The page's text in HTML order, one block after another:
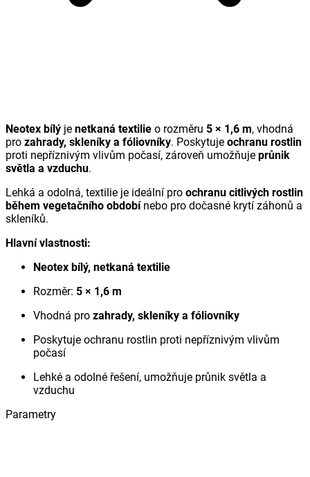
Neotex bílý je netkaná textilie o rozměru 5 × 1,6 m, vhodná
pro zahrady, skleníky a fóliovníky. Poskytuje ochranu rostlin
proti nepříznivým vlivům počasí, zároveň umožňuje průnik
světla a vzduchu.
Lehká a odolná, textilie je ideální pro ochranu citlivých rostlin
během vegetačního obdobínebo pro dočasné krytí záhonů a
skleníků.
Hlavní vlastnosti:
Neotex bílý, netkaná textilie
Rozměr: 5 × 1,6 m
Vhodná pro zahrady, skleníky a fóliovníky
Poskytuje ochranu rostlin proti nepříznivým vlivům
počasí
Lehké a odolné řešení, umožňuje průnik světla a
vzduchu
Parametry